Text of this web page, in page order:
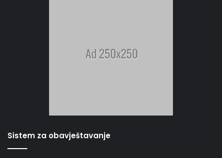
Sistem za obavještavanje